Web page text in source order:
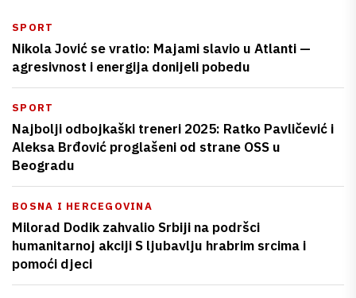
SPORT
Nikola Jović se vratio: Majami slavio u Atlanti —
agresivnost i energija donijeli pobedu
SPORT
Najbolji odbojkaški treneri 2025: Ratko Pavličević i
Aleksa Brđović proglašeni od strane OSS u
Beogradu
BOSNA I HERCEGOVINA
Milorad Dodik zahvalio Srbiji na podršci
humanitarnoj akciji S ljubavlju hrabrim srcima i
pomoći djeci